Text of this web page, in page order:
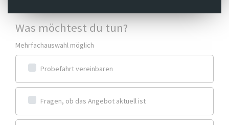
Was möchtest du tun?
Mehrfachauswahl möglich
Probefahrt vereinbaren
Fragen, ob das Angebot aktuell ist